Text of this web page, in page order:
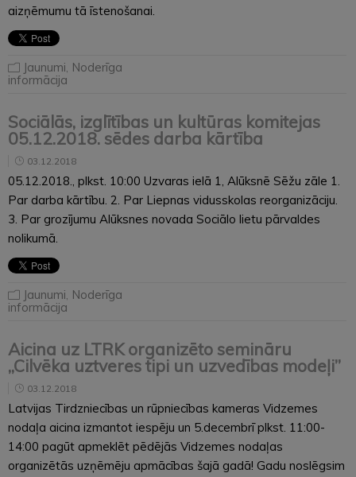
aizņēmumu tā īstenošanai.
Jaunumi, Noderīga
informācija
Sociālās, izglītības un kultūras komitejas
05.12.2018. sēdes darba kārtība
03.12.2018
05.12.2018., plkst. 10:00 Uzvaras ielā 1, Alūksnē Sēžu zāle 1.
Par darba kārtību. 2. Par Liepnas vidusskolas reorganizāciju.
3. Par grozījumu Alūksnes novada Sociālo lietu pārvaldes
nolikumā.
Jaunumi, Noderīga
informācija
Aicina uz LTRK organizēto semināru
„Cilvēka uztveres tipi un uzvedības modeļi”
03.12.2018
Latvijas Tirdzniecības un rūpniecības kameras Vidzemes
nodaļa aicina izmantot iespēju un 5.decembrī plkst. 11:00-
14:00 pagūt apmeklēt pēdējās Vidzemes nodaļas
organizētās uzņēmēju apmācības šajā gadā! Gadu noslēgsim